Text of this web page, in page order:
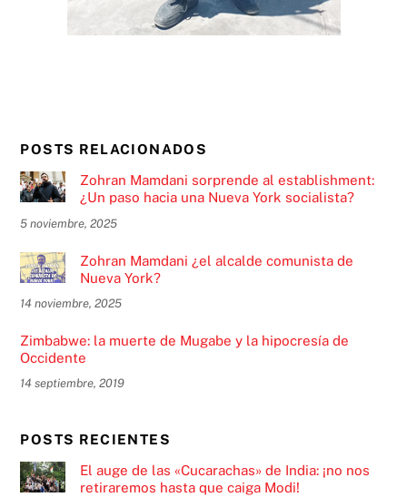
POSTS RELACIONADOS
Zohran Mamdani sorprende al establishment:
¿Un paso hacia una Nueva York socialista?
5 noviembre, 2025
Zohran Mamdani ¿el alcalde comunista de
Nueva York?
14 noviembre, 2025
Zimbabwe: la muerte de Mugabe y la hipocresía de
Occidente
14 septiembre, 2019
POSTS RECIENTES
El auge de las «Cucarachas» de India: ¡no nos
retiraremos hasta que caiga Modi!